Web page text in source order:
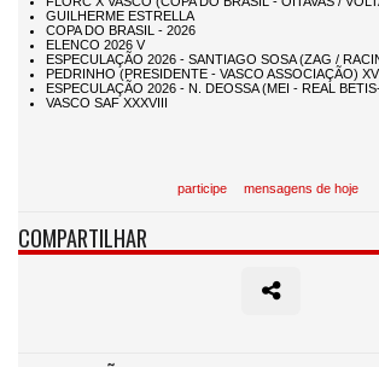
participe mensagens de hoje
COMPARTILHAR